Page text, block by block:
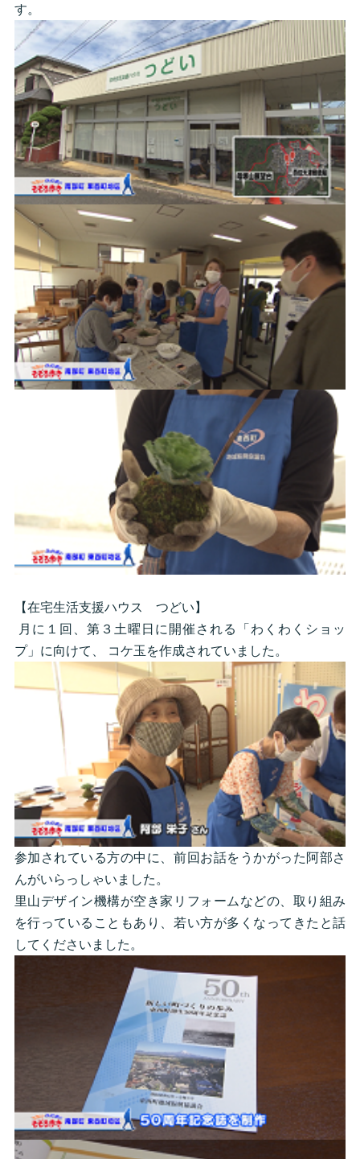
す。
【在宅生活支援ハウス つどい】
月に１回、第３土曜日に開催される「わくわくショッ
プ」に向けて、 コケ玉を作成されていました。
参加されている方の中に、前回お話をうかがった阿部さ
んがいらっしゃいました。
里山デザイン機構が空き家リフォームなどの、取り組み
を行っていることもあり、若い方が多くなってきたと話
してくださいました。